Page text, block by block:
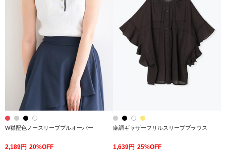
W襟配色ノースリーブプルオーバー
2,189円 20%OFF
麻調ギャザーフリルスリーブブラウス
1,639円 25%OFF